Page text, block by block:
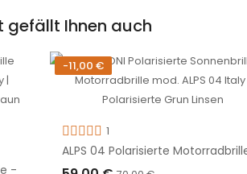
gefällt Ihnen auch
-
-11,00 €
1
ALPS 04 Polarisierte